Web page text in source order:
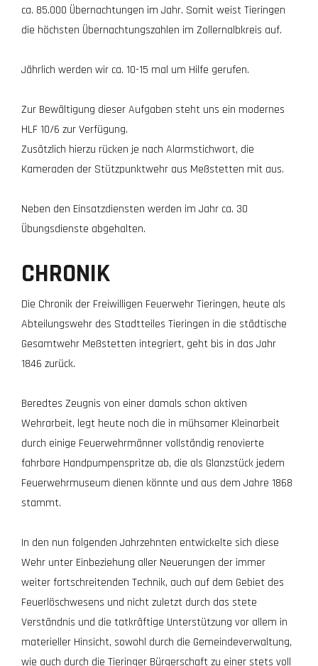
ca. 85.000 Übernachtungen im Jahr. Somit weist Tieringen
die höchsten Übernachtungszahlen im Zollernalbkreis auf.
Jährlich werden wir ca. 10-15 mal um Hilfe gerufen.
Zur Bewältigung dieser Aufgaben steht uns ein modernes
HLF 10/6 zur Verfügung.
Zusätzlich hierzu rücken je nach Alarmstichwort, die
Kameraden der Stützpunktwehr aus Meßstetten mit aus.
Neben den Einsatzdiensten werden im Jahr ca. 30
Übungsdienste abgehalten.
CHRONIK
Die Chronik der Freiwilligen Feuerwehr Tieringen, heute als
Abteilungswehr des Stadtteiles Tieringen in die städtische
Gesamtwehr Meßstetten integriert, geht bis in das Jahr
1846 zurück.
Beredtes Zeugnis von einer damals schon aktiven
Wehrarbeit, legt heute noch die in mühsamer Kleinarbeit
durch einige Feuerwehrmänner vollständig renovierte
fahrbare Handpumpenspritze ab, die als Glanzstück jedem
Feuerwehrmuseum dienen könnte und aus dem Jahre 1868
stammt.
In den nun folgenden Jahrzehnten entwickelte sich diese
Wehr unter Einbeziehung aller Neuerungen der immer
weiter fortschreitenden Technik, auch auf dem Gebiet des
Feuerlöschwesens und nicht zuletzt durch das stete
Verständnis und die tatkräftige Unterstützung vor allem in
materieller Hinsicht, sowohl durch die Gemeindeverwaltung,
wie auch durch die Tieringer Bürgerschaft zu einer stets voll